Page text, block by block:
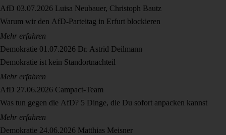
AfD 03.07.2026 Luisa Neubauer, Christoph Bautz
Warum wir den AfD-Parteitag in Erfurt blockieren
Mehr erfahren
Demokratie 01.07.2026 Dr. Astrid Deilmann
Demokratie ist kein Standortnachteil
Mehr erfahren
AfD 27.06.2026 Campact-Team
Was tun gegen die AfD? 5 Dinge, die Du sofort anpacken kannst
Mehr erfahren
Demokratie 24.06.2026 Matthias Meisner